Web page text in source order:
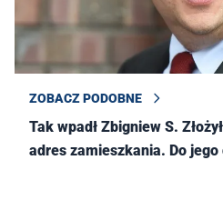
ZOBACZ PODOBNE
Tak wpadł Zbigniew S.
adres zamieszkania. Do